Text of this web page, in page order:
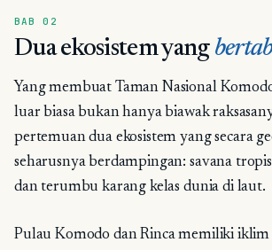
BAB 02
Dua ekosistem yang
Yang membuat Taman Nasional
luar biasa bukan hanya biawak
pertemuan dua ekosistem yang secara
seharusnya berdampingan: savana
dan terumbu karang kelas dunia di laut.
Pulau Komodo dan Rinca memiliki iklim